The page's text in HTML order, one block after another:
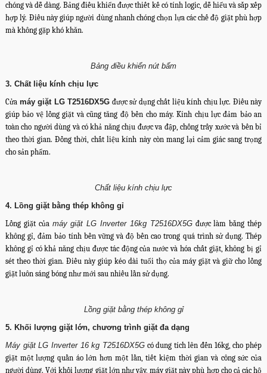
chóng và dễ dàng. Bảng điều khiển được thiết kế có tính logic, dễ hiểu và sắp xếp
hợp lý. Điều này giúp người dùng nhanh chóng chọn lựa các chế độ giặt phù hợp
mà không gặp khó khăn.
Bảng điều khiển nút bấm
3. Chất liệu kính chịu lực
Cửa máy giặt LG T2516DX5G được sử dụng chất liệu kính chịu lực. Điều này
giúp bảo vệ lồng giặt và cũng tăng độ bền cho máy. Kính chịu lực đảm bảo an
toàn cho người dùng và có khả năng chịu được va đập, chống trầy xước và bền bỉ
theo thời gian. Đồng thời, chất liệu kính này còn mang lại cảm giác sang trọng
cho sản phẩm.
Chất liệu kính chịu lực
4. Lồng giặt bằng thép không gỉ
Lồng giặt của máy giặt LG Inverter 16kg T2516DX5Gđược làm bằng thép
không gỉ, đảm bảo tính bền vững và độ bền cao trong quá trình sử dụng. Thép
không gỉ có khả năng chịu được tác động của nước và hóa chất giặt, không bị gỉ
sét theo thời gian. Điều này giúp kéo dài tuổi thọ của máy giặt và giữ cho lồng
giặt luôn sáng bóng như mới sau nhiều lần sử dụng.
Lồng giặt bằng thép không gỉ
5. Khối lượng giặt lớn, chương trình giặt đa dạng
Máy giặt LG Inverter 16 kg T2516DX5Gcó dung tích lên đến 16kg, cho phép
giặt một lượng quần áo lớn hơn một lần, tiết kiệm thời gian và công sức của
người dùng. Với khối lượng giặt lớn như vậy, máy giặt này phù hợp cho cả các hộ